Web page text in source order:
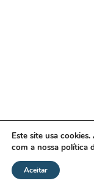
Este site usa
com a nossa política
Aceitar